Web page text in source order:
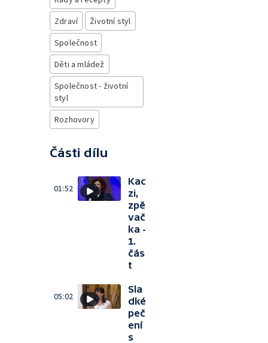
Zdraví
Životní styl
Společnost
Děti a mládež
Společnost - životní
styl
Rozhovory
Části dílu
01:52
Kac
zi,
zpě
vač
ka -
1.
čás
t
05:02
Sla
dké
peč
ení
s